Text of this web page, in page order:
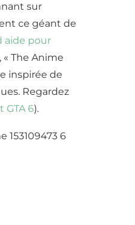
sur
ce géant de
aide pour
The Anime
inspirée de
Regardez
GTA 6).